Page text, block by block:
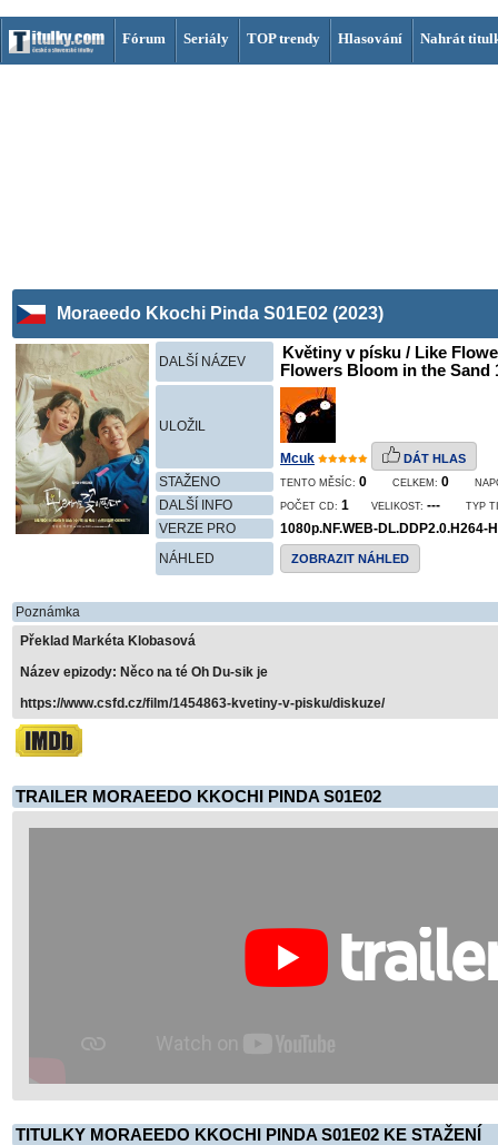
Fórum Seriály TOP trendy Hlasování Nahrát
Moraeedo Kkochi Pinda S01E02 (2023)
DALŠÍ NÁZEV
Květiny v písku / Like
Flowers Bloom in the Sand
ULOŽIL
Mcuk DÁT HLAS
STAŽENO TENTO MĚSÍC: 0 CELKEM: 0
DALŠÍ INFO POČET CD: 1 VELIKOST: --- TYP
VERZE PRO
1080p.NF.WEB-DL.DDP2.0.H264-
NÁHLED
ZOBRAZIT NÁHLED
Poznámka
Překlad Markéta Klobasová
Název epizody: Něco na té Oh Du-sik je
https://www.csfd.cz/film/1454863-kvetiny-v-pisku/diskuze/
TRAILER MORAEEDO KKOCHI PINDA S01E02
TITULKY MORAEEDO KKOCHI PINDA S01E02 KE STAŽENÍ